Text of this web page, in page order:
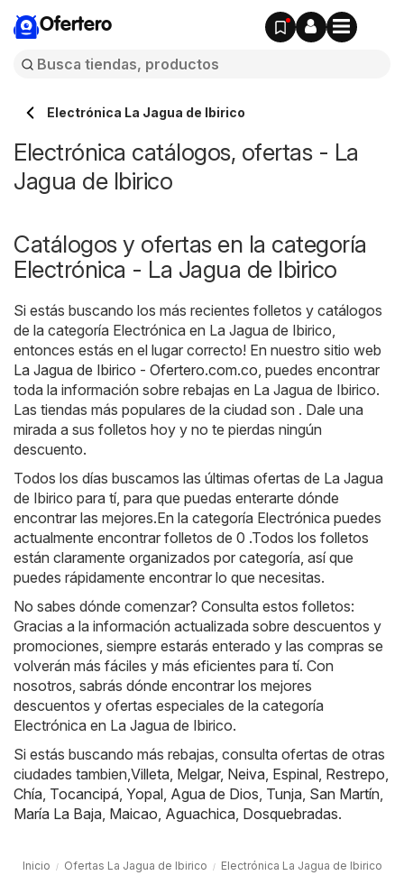
Ofertero
Electrónica La Jagua de Ibirico
Electrónica catálogos, ofertas - La
Jagua de Ibirico
Catálogos y ofertas en la categoría
Electrónica - La Jagua de Ibirico
Si estás buscando los más recientes folletos y catálogos
de la categoría Electrónica en La Jagua de Ibirico,
entonces estás en el lugar correcto! En nuestro sitio web
La Jagua de Ibirico - Ofertero.com.co, puedes encontrar
toda la información sobre rebajas en La Jagua de Ibirico.
Las tiendas más populares de la ciudad son . Dale una
mirada a sus folletos hoy y no te pierdas ningún
descuento.
Todos los días buscamos las últimas ofertas de La Jagua
de Ibirico para tí, para que puedas enterarte dónde
encontrar las mejores.En la categoría Electrónica puedes
actualmente encontrar folletos de 0 .Todos los folletos
están claramente organizados por categoría, así que
puedes rápidamente encontrar lo que necesitas.
No sabes dónde comenzar? Consulta estos folletos:
Gracias a la información actualizada sobre descuentos y
promociones, siempre estarás enterado y las compras se
volverán más fáciles y más eficientes para tí. Con
nosotros, sabrás dónde encontrar los mejores
descuentos y ofertas especiales de la categoría
Electrónica en La Jagua de Ibirico.
Si estás buscando más rebajas, consulta ofertas de otras
ciudades tambien,Villeta, Melgar, Neiva, Espinal, Restrepo,
Chía, Tocancipá, Yopal, Agua de Dios, Tunja, San Martín,
María La Baja, Maicao, Aguachica, Dosquebradas.
Inicio Ofertas La Jagua de Ibirico Electrónica La Jagua de Ibirico